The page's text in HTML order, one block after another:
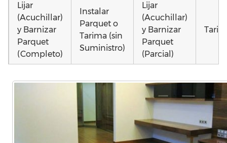
Lijar
(Acuchillar)
y Barnizar
Parquet
(Completo)
Instalar
Parquet o
Tarima (sin
Suministro)
Lijar
(Acuchillar)
y Barnizar
Parquet
(Parcial)
parquet o
Tarima
Vivienda
(Completa)
parquet o
Tarima
Vivienda
(Parcial)